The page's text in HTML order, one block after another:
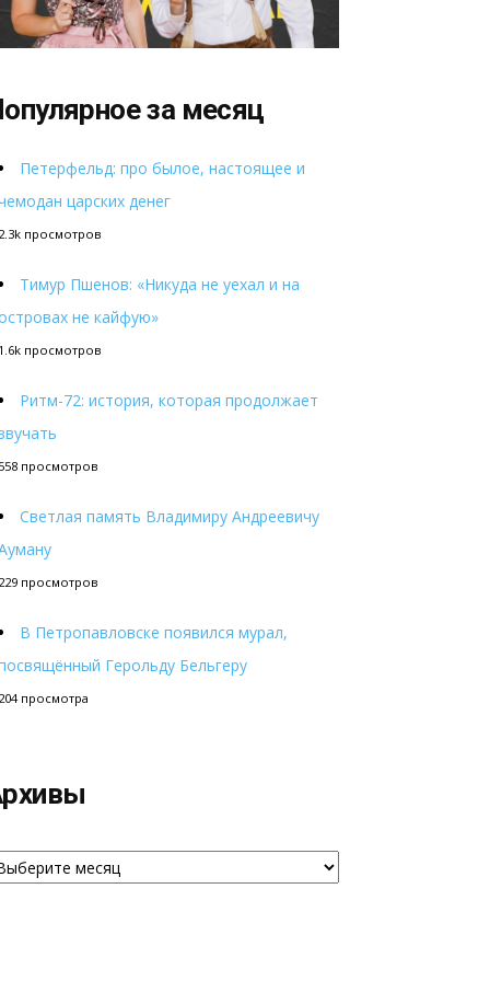
за месяц
Петерфельд: про былое, настоящее и
царских денег
просмотров
Тимур Пшенов: «Никуда не уехал и на
не кайфую»
просмотров
Ритм-72: история, которая продолжает
просмотров
Светлая память Владимиру Андреевичу
просмотров
В Петропавловске появился мурал,
Герольду Бельгеру
просмотра